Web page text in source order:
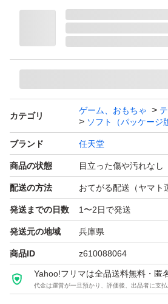
ード対応
携帯モードプレイ人数：1.0 人
カテゴリ
ゲーム、おもちゃ
ソフト（パッケージ
ブランド 任天堂
商品の状態 目立った傷や汚れなし
配送の方法 おてがる配送（ヤマト
発送までの日数 1〜2日で発送
発送元の地域 兵庫県
商品ID z610088064
Yahoo!フリマは全品送料無料・匿
代金は運営が一旦預かり、評価後、出品者に支